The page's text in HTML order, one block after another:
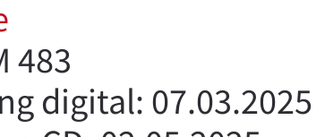
483
digital: 07.03.2025